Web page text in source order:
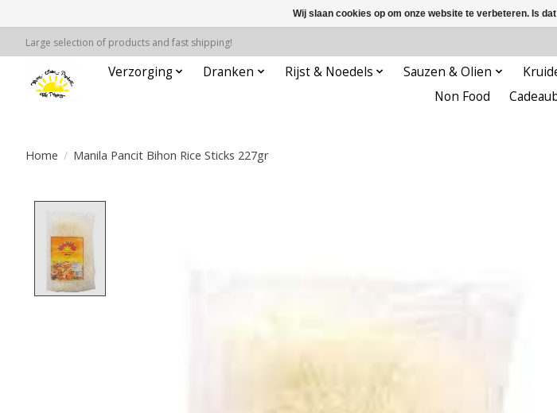
Large selection of products and fast shipping!
Verzorging Dranken Rijst & Noedels Sauzen & Olien
Non Food
Home / Manila Pancit Bihon Rice Sticks 227gr
Wij slaan cookies op om onze website te verbeteren. Is